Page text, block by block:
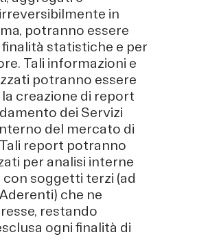
in
potranno essere
statistiche e per
Tali informazioni e
potranno essere
creazione di report
dei Servizi
del mercato di
report potranno
per analisi interne
soggetti terzi (ad
che ne
restando
ogni finalità di